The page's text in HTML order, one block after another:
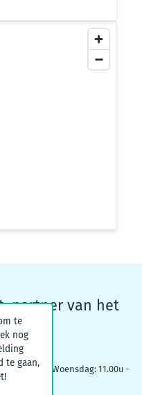
partner van het
- 19.00u | Woensdag: 11.00u -
te
nog
te gaan,